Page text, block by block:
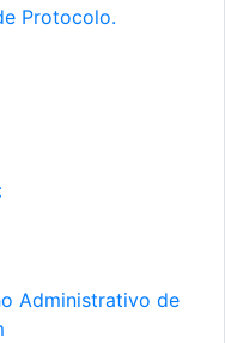
Protocolo.
Administrativo de